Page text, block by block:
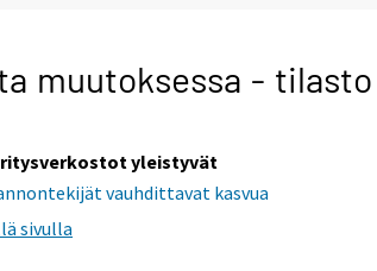
muutoksessa - tilasto
yleistyvät
vauhdittavat kasvua
sivulla